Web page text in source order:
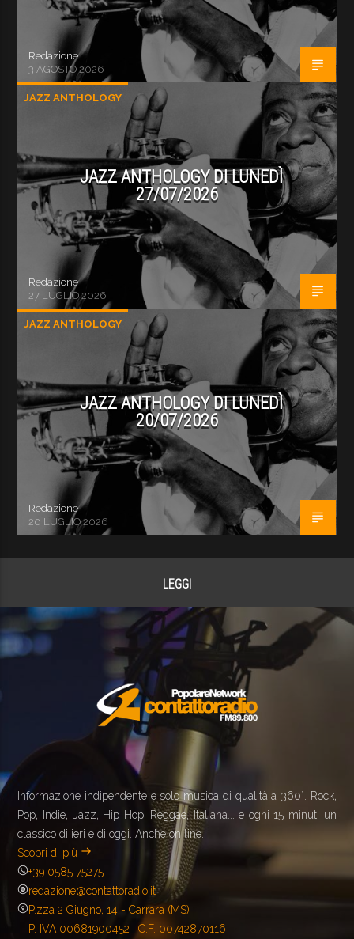
Redazione
3 AGOSTO 2026
JAZZ ANTHOLOGY
JAZZ ANTHOLOGY DI LUNEDÌ
27/07/2026
Redazione
27 LUGLIO 2026
JAZZ ANTHOLOGY
JAZZ ANTHOLOGY DI LUNEDÌ
20/07/2026
Redazione
20 LUGLIO 2026
LEGGI
Informazione indipendente e solo musica di qualità a 360°. Rock,
Pop, Indie, Jazz, Hip Hop, Reggae, Italiana... e ogni 15 minuti un
classico di ieri e di oggi. Anche on line.
Scopri di più
+39 0585 75275
redazione@contattoradio.it
P.zza 2 Giugno, 14 - Carrara (MS)
P. IVA 00681900452 | C.F. 00742870116